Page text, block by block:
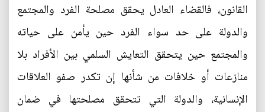
القانون، فالقضاء العادل يحقق مصلحة الفرد والمجتمع
والدولة على حد سواء الفرد حين يأمن على حياته
والمجتمع حين يتحقق التعايش السلمي بين الأفراد بلا
منازعات أو خلافات من شأنها إن تكدر صفو العلاقات
الإنسانية، والدولة التي تتحقق مصلحتها في ضمان